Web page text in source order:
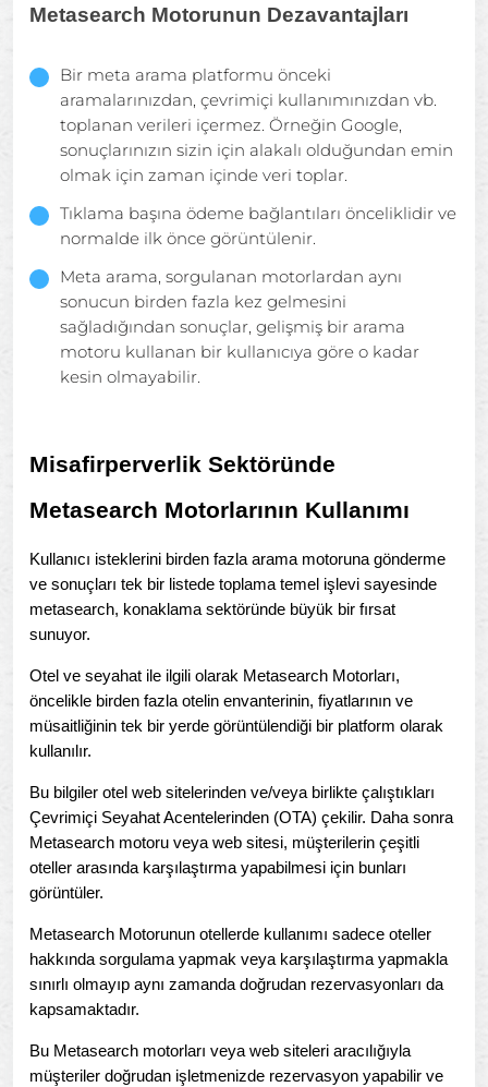
Metasearch Motorunun Dezavantajları
Bir meta arama platformu önceki
aramalarınızdan, çevrimiçi kullanımınızdan vb.
toplanan verileri içermez. Örneğin Google,
sonuçlarınızın sizin için alakalı olduğundan emin
olmak için zaman içinde veri toplar.
Tıklama başına ödeme bağlantıları önceliklidir ve
normalde ilk önce görüntülenir.
Meta arama, sorgulanan motorlardan aynı
sonucun birden fazla kez gelmesini
sağladığından sonuçlar, gelişmiş bir arama
motoru kullanan bir kullanıcıya göre o kadar
kesin olmayabilir.
Misafirperverlik Sektöründe
Metasearch Motorlarının Kullanımı
Kullanıcı isteklerini birden fazla arama motoruna gönderme
ve sonuçları tek bir listede toplama temel işlevi sayesinde
metasearch, konaklama sektöründe büyük bir fırsat
sunuyor.
Otel ve seyahat ile ilgili olarak Metasearch Motorları,
öncelikle birden fazla otelin envanterinin, fiyatlarının ve
müsaitliğinin tek bir yerde görüntülendiği bir platform olarak
kullanılır.
Bu bilgiler otel web sitelerinden ve/veya birlikte çalıştıkları
Çevrimiçi Seyahat Acentelerinden (OTA) çekilir. Daha sonra
Metasearch motoru veya web sitesi, müşterilerin çeşitli
oteller arasında karşılaştırma yapabilmesi için bunları
görüntüler.
Metasearch Motorunun otellerde kullanımı sadece oteller
hakkında sorgulama yapmak veya karşılaştırma yapmakla
sınırlı olmayıp aynı zamanda doğrudan rezervasyonları da
kapsamaktadır.
Bu Metasearch motorları veya web siteleri aracılığıyla
müşteriler doğrudan işletmenizde rezervasyon yapabilir ve